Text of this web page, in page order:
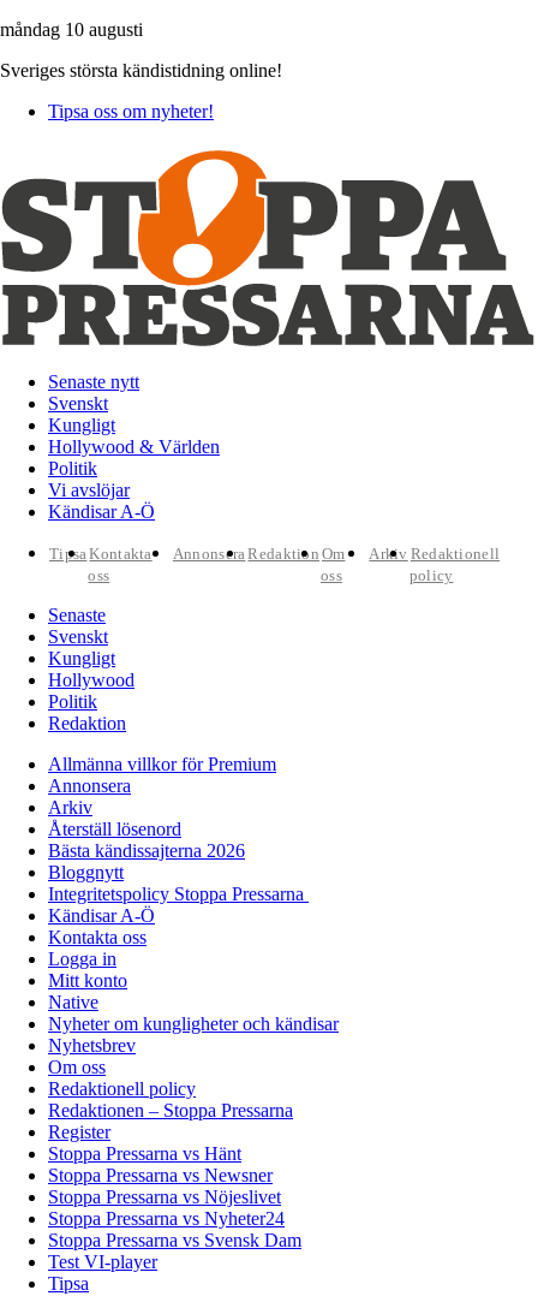
måndag 10 augusti
Sveriges största kändistidning online!
Tipsa oss om nyheter!
Senaste nytt
Svenskt
Kungligt
Hollywood & Världen
Politik
Vi avslöjar
Kändisar A-Ö
TipsaKontakta
oss
AnnonseraRedaktion Om
oss
Arkiv Redaktionell
policy
Senaste
Svenskt
Kungligt
Hollywood
Politik
Redaktion
Allmänna villkor för Premium
Annonsera
Arkiv
Återställ lösenord
Bästa kändissajterna 2026
Bloggnytt
Integritetspolicy Stoppa Pressarna
Kändisar A-Ö
Kontakta oss
Logga in
Mitt konto
Native
Nyheter om kungligheter och kändisar
Nyhetsbrev
Om oss
Redaktionell policy
Redaktionen – Stoppa Pressarna
Register
Stoppa Pressarna vs Hänt
Stoppa Pressarna vs Newsner
Stoppa Pressarna vs Nöjeslivet
Stoppa Pressarna vs Nyheter24
Stoppa Pressarna vs Svensk Dam
Test VI-player
Tipsa